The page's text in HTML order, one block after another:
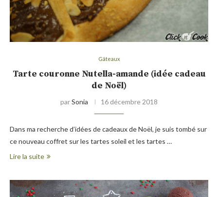
Gâteaux
Tarte couronne Nutella-amande (idée cadeau
de Noël)
parSonia 16 décembre 2018
Dans ma recherche d’idées de cadeaux de Noël, je suis tombé sur
ce nouveau coffret sur les tartes soleil et les tartes …
Lire la suite